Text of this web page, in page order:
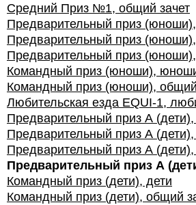
Средний Приз №1, общий зачет
Предварительный приз
Предварительный приз
Предварительный приз
Командный приз (юноши),
Командный приз (юноши), общий
Любительская езда EQUI-1,
Предварительный приз А (дети),
Предварительный приз А
Предварительный приз А
Предварительный приз А
Командный приз (дети), дети
Командный приз (дети), общий